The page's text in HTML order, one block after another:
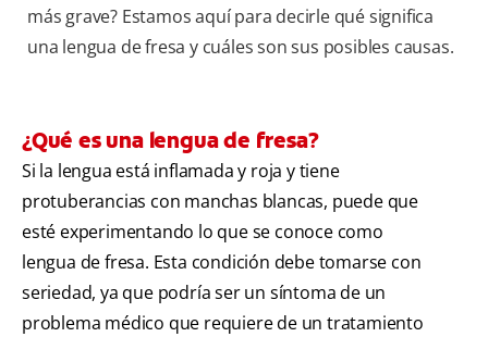
más grave? Estamos aquí para decirle qué significa
una lengua de fresa y cuáles son sus posibles causas.
¿Qué es una lengua de fresa?
Si la lengua está inflamada y roja y tiene
protuberancias con manchas blancas, puede que
esté experimentando lo que se conoce como
lengua de fresa. Esta condición debe tomarse con
seriedad, ya que podría ser un síntoma de un
problema médico que requiere de un tratamiento